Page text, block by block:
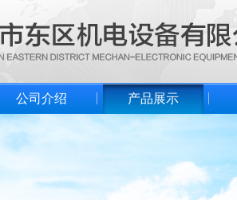
公司介绍 产品展示